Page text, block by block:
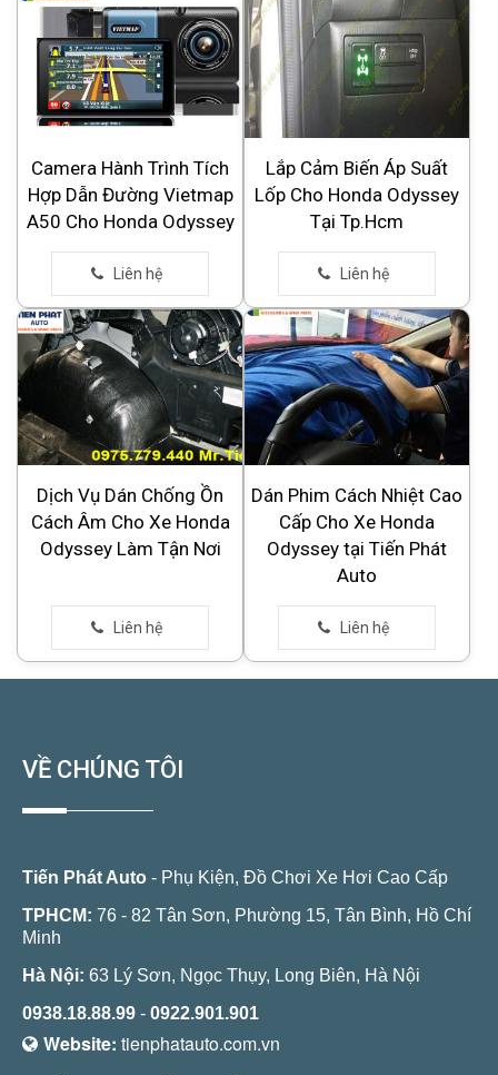
Camera Hành Trình Tích
Hợp Dẫn Đường Vietmap
A50 Cho Honda Odyssey
Lắp Cảm Biến Áp Suất
Lốp Cho Honda Odyssey
Tại Tp.Hcm
Dịch Vụ Dán Chống Ồn
Cách Âm Cho Xe Honda
Odyssey Làm Tận Nơi
Dán Phim Cách Nhiệt Cao
Cấp Cho Xe Honda
Odyssey tại Tiến Phát
Auto
VỀ CHÚNG TÔI
Tiến Phát Auto - Phụ Kiện, Đồ Chơi Xe Hơi Cao Cấp
TPHCM: 76 - 82 Tân Sơn, Phường 15, Tân Bình, Hồ Chí
Minh
Hà Nội: 63 Lý Sơn, Ngọc Thụy, Long Biên, Hà Nội
0938.18.88.99 - 0922.901.901
Website: tienphatauto.com.vn